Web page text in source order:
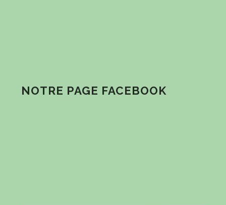
NOTRE PAGE FACEBOOK